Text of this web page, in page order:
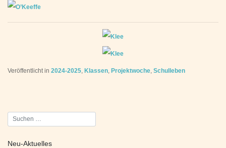
Veröffentlicht in 2024-2025, Klassen, Projektwoche, Schulleben
Beitragsnavigation
Neu-Aktuelles